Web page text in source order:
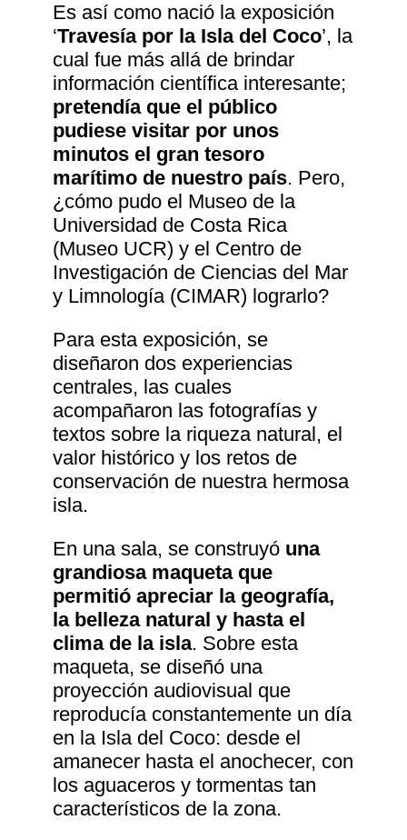
Es así como nació la exposición
‘Travesía por la Isla del Coco’, la
cual fue más allá de brindar
información científica interesante;
pretendía que el público
pudiese visitar por unos
minutos el gran tesoro
marítimo de nuestro país. Pero,
¿cómo pudo el Museo de la
Universidad de Costa Rica
(Museo UCR) y el Centro de
Investigación de Ciencias del Mar
y Limnología (CIMAR) lograrlo?
Para esta exposición, se
diseñaron dos experiencias
centrales, las cuales
acompañaron las fotografías y
textos sobre la riqueza natural, el
valor histórico y los retos de
conservación de nuestra hermosa
isla.
En una sala, se construyó una
grandiosa maqueta que
permitió apreciar la geografía,
la belleza natural y hasta el
clima de la isla. Sobre esta
maqueta, se diseñó una
proyección audiovisual que
reproducía constantemente un día
en la Isla del Coco: desde el
amanecer hasta el anochecer, con
los aguaceros y tormentas tan
característicos de la zona.